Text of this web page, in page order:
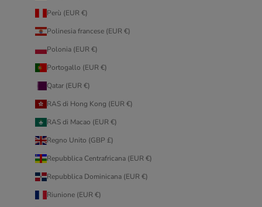
Perù (EUR €)
Polinesia francese (EUR €)
Polonia (EUR €)
Portogallo (EUR €)
Qatar (EUR €)
RAS di Hong Kong (EUR €)
RAS di Macao (EUR €)
Regno Unito (GBP £)
Repubblica Centrafricana (EUR €)
Repubblica Dominicana (EUR €)
Riunione (EUR €)